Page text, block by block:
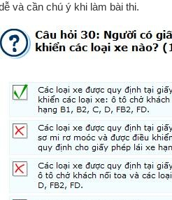
và cần chú ý khi làm bài thi.